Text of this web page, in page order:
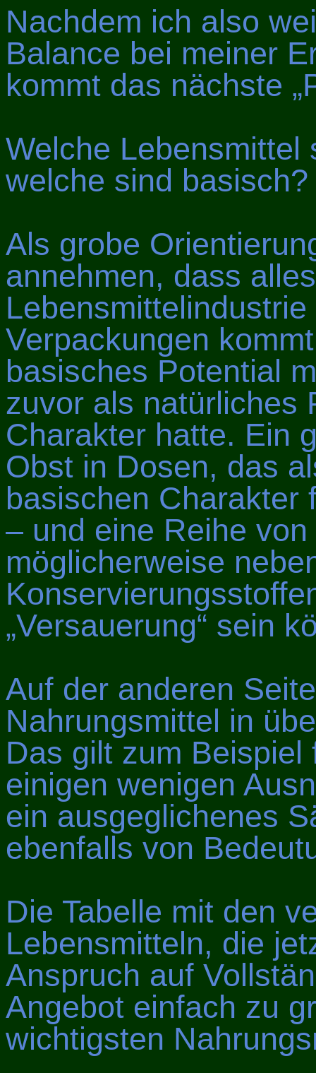
Nachdem ich also
Balance bei meiner
kommt das nächste
Welche Lebensmittel
welche sind basisch?
Als grobe
annehmen, dass
Verpackungen
basisches Potential
zuvor als natürliches
Charakter hatte. Ein
Obst in Dosen, das
basischen Charakter
– und eine Reihe
möglicherweise
„Versauerung“ sein
Auf der anderen
Nahrungsmittel in
Das gilt zum
einigen wenigen
ein ausgeglichenes
ebenfalls von
Die Tabelle mit den
Lebensmitteln, die
Anspruch auf
Angebot einfach zu
wichtigsten